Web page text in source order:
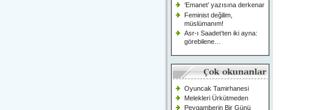
‘Emanet’ yazısına derkenar
Feminist değilim,
müslümanım!
Asr-ı Saadet’ten iki ayna:
görebilene…
Oyuncak Tamirhanesi
Melekleri Ürkütmeden
Peygamberin Bir Günü